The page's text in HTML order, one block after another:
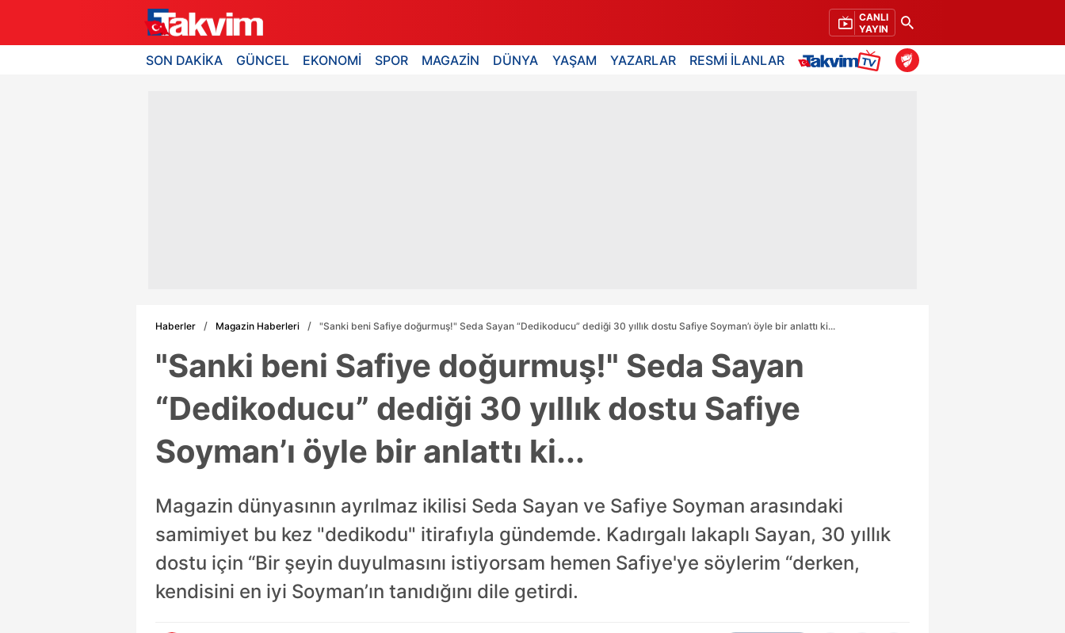
CANLI
YAYIN
SON DAKİKA GÜNCEL EKONOMİ SPOR MAGAZİN DÜNYA YAŞAM YAZARLAR RESMİ İLANLAR
Haberler Magazin Haberleri "Sanki beni Safiye doğurmuş!" Seda Sayan “Dedikoducu” dediği 30 yıllık dostu Safiye Soyman’ı öyle bir anlattı ki...
"Sanki beni Safiye doğurmuş!" Seda Sayan
“Dedikoducu” dediği 30 yıllık dostu Safiye
Soyman’ı öyle bir anlattı ki...
Magazin dünyasının ayrılmaz ikilisi Seda Sayan ve Safiye Soyman arasındaki
samimiyet bu kez "dedikodu" itirafıyla gündemde. Kadırgalı lakaplı Sayan, 30 yıllık
dostu için “Bir şeyin duyulmasını istiyorsam hemen Safiye'ye söylerim “derken,
kendisini en iyi Soyman’ın tanıdığını dile getirdi.